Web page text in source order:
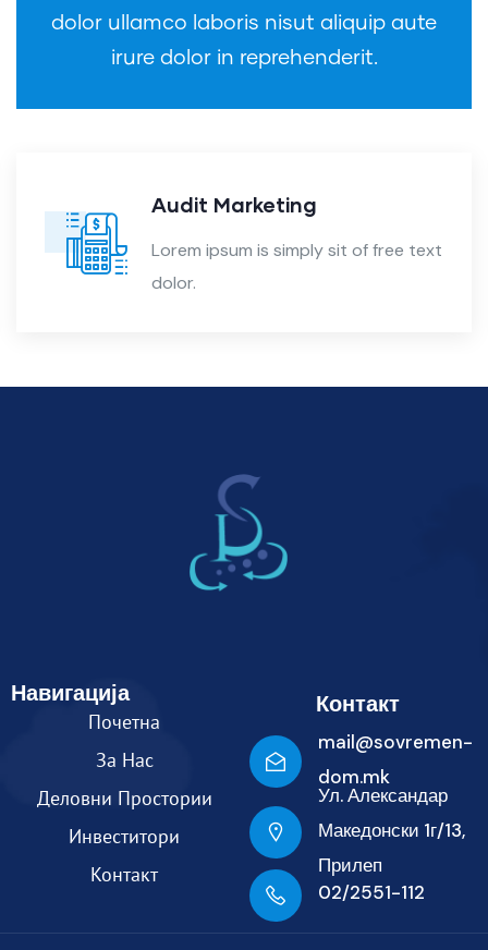
dolor ullamco laboris nisut aliquip aute
irure dolor in reprehenderit.
Audit Marketing
Lorem ipsum is simply sit of free text
dolor.
Навигација
Почетна
За Нас
Деловни Простории
Инвеститори
Контакт
Контакт
mail@sovremen-
dom.mk
Ул. Александар
Македонски 1г/13,
Прилеп
02/2551-112